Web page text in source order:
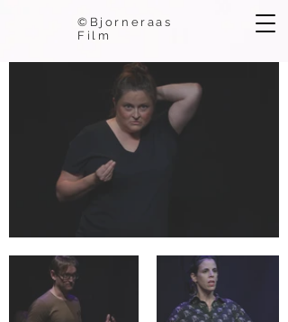
©Bjorneraas
Film